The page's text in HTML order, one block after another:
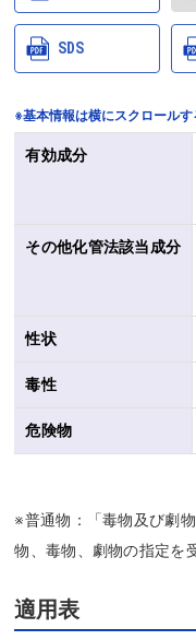
SDS
※基本情報は横にスクロールす
有効成分
その他化管法該当成分
性状
毒性
危険物
※普通物：「毒物及び劇
物、毒物、劇物の指定を
適用表